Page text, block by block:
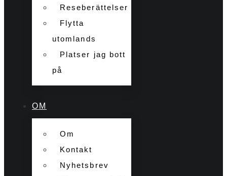
Reseberättelser
Flytta
utomlands
Platser jag bott
på
OM
Om
Kontakt
Nyhetsbrev